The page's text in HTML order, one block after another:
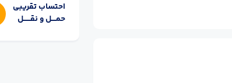
احتساب تقریبی
حمــــل و نقــــــل